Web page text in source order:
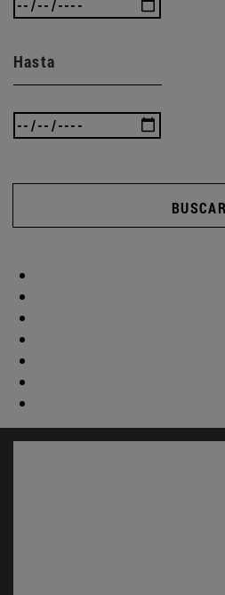
Hasta
BUSCAR